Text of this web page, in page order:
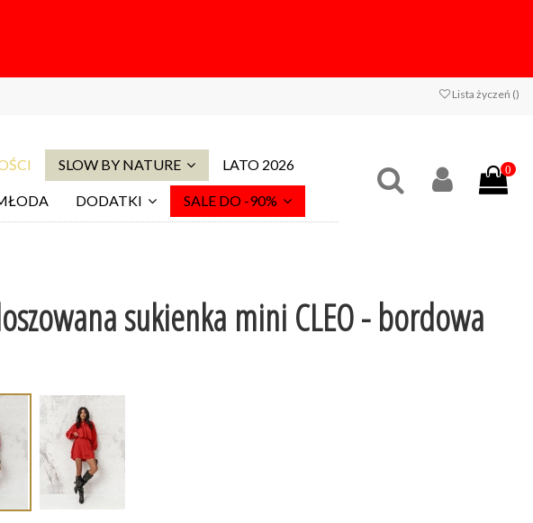
Lista życzeń ()
SLOW BY NATURE LATO 2026
DODATKI SALE DO -90%
0
sukienka mini CLEO - bordowa